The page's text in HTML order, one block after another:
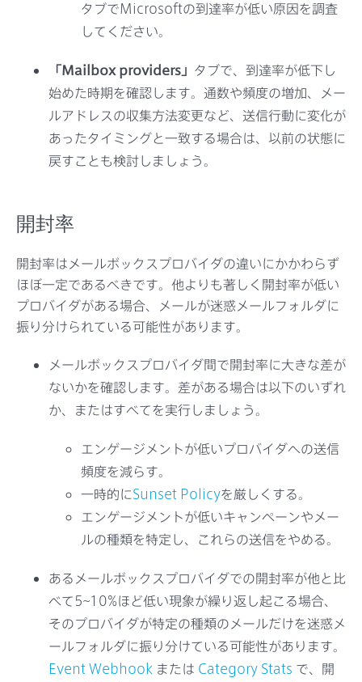
タブでMicrosoftの到達率が低い原因を調査
してください。
「Mailbox providers」 タブで、到達率が低下し
始めた時期を確認します。通数や頻度の増加、メー
ルアドレスの収集方法変更など、送信行動に変化が
あったタイミングと一致する場合は、以前の状態に
戻すことも検討しましょう。
開封率
開封率はメールボックスプロバイダの違いにかかわらず
ほぼ一定であるべきです。他よりも著しく開封率が低い
プロバイダがある場合、メールが迷惑メールフォルダに
振り分けられている可能性があります。
メールボックスプロバイダ間で開封率に大きな差が
ないかを確認します。差がある場合は以下のいずれ
か、またはすべてを実行しましょう。
エンゲージメントが低いプロバイダへの送信
頻度を減らす。
一時的にSunset Policyを厳しくする。
エンゲージメントが低いキャンペーンやメー
ルの種類を特定し、これらの送信をやめる。
あるメールボックスプロバイダでの開封率が他と比
べて5~10%ほど低い現象が繰り返し起こる場合、
そのプロバイダが特定の種類のメールだけを迷惑メ
ールフォルダに振り分けている可能性があります。
Event Webhook または Category Stats で、開